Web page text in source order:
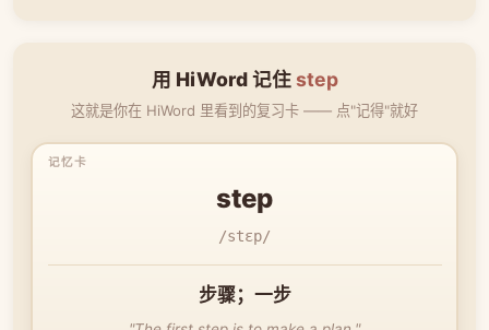
用 HiWord 记住step
这就是你在 HiWord 里看到的复习卡 —— 点"记得"就好
step
/stɛp/
步骤；一步